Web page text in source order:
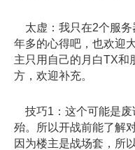
太虚：我只在2个服务
年多的心得吧，也欢迎
主只用自己的月白TX和
方，欢迎补充。
技巧1：这个可能是废
殆。所以开战前能了解
因为楼主是战场套，所